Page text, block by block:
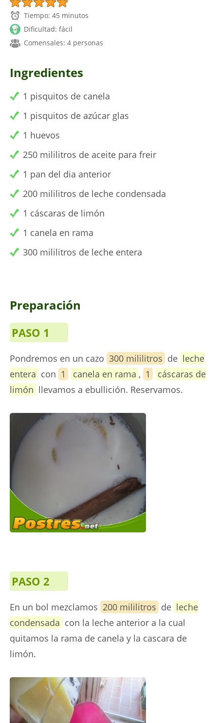
Tiempo: 45 minutos
Dificultad: fácil
Comensales: 4 personas
Ingredientes
1 pisquitos de canela
1 pisquitos de azúcar glas
1 huevos
250 mililitros de aceite para freir
1 pan del dia anterior
200 mililitros de leche condensada
1 cáscaras de limón
1 canela en rama
300 mililitros de leche entera
Preparación
PASO 1
Pondremos en un cazo 300 mililitros de leche
entera con 1 canela en rama , 1
cáscaras de
limón llevamos a ebullición. Reservamos.
PASO 2
En un bol mezclamos 200 mililitros de leche
condensada con la leche anterior a la cual
quitamos la rama de canela y la cascara de
limón.